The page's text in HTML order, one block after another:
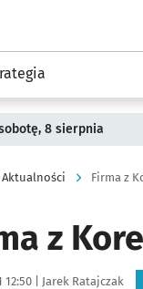
8 sierpnia
Aktualności Firma z
z
12:50 | Autor:
Jarek Ratajczak